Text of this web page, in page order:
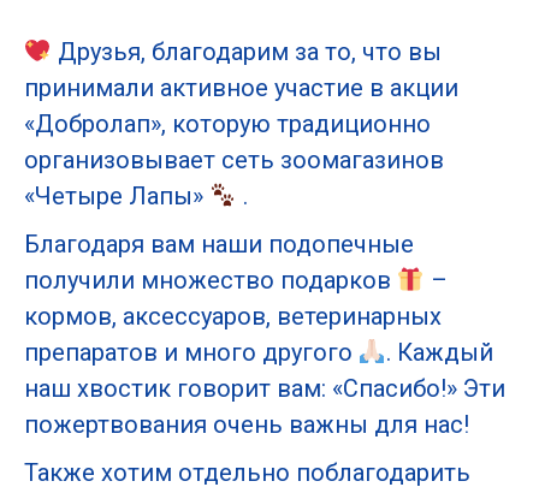
Друзья, благодарим за то, что вы
принимали активное участие в акции
«Добролап», которую традиционно
организовывает сеть зоомагазинов
«Четыре Лапы»
.
Благодаря вам наши подопечные
получили множество подарков
–
кормов, аксессуаров, ветеринарных
препаратов и много другого
. Каждый
наш хвостик говорит вам: «Спасибо!» Эти
пожертвования очень важны для нас!
Также хотим отдельно поблагодарить